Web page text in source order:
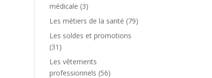
médicale (3)
Les métiers de la santé (79)
Les soldes et promotions
(31)
Les vêtements
professionnels (56)